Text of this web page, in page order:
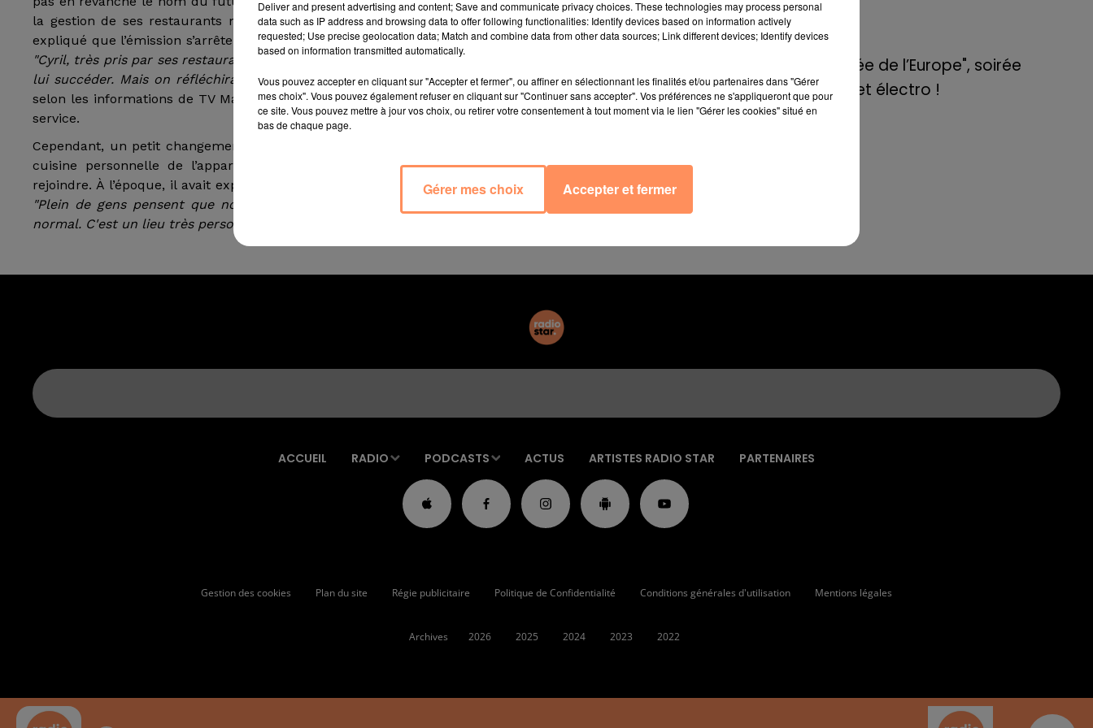
la gestion de ses restaurants mais aussi la présentation du « Meilleur pâtissier », Cyril Lignac avait en effet
expliqué que l’émission s’arrêterait pour lui à la fin du confinement. Le producteur de l’émission avait déclaré :
"Cyril, très pris par ses restaurants, souhaite arrêter. On ne s’est pas encore demandé si un autre chef pourrait
lui succéder. Mais on réfléchira à pérenniser d’une façon ou d’une autre, la cuisine en direct sur M6 !"Mais
selon les informations de TV Magazine, il semble d’être laissé convaincre par la chaîne et devrait reprendre du
service.
Cependant, un petit changement devrait avoir lieu. Cette fois, le tournage ne devrait plus se dérouler dans la
cuisine personnelle de l’appartement de Cyril Lignac mais bien en studio où Jérôme Anthony devrait le
rejoindre. À l’époque, il avait expliqué pourquoi il avait décidé d’ouvrir les portes de son appartement parisien :
"Plein de gens pensent que non. Et pourtant si ! Je n'aurais jamais ouvert ma cuisine au public en temps
normal. C'est un lieu très personnel. Mais le faire aujourd'hui, c'est aussi une façon d'être solidaire."
de E=M6
8 mai 2022
Aix : "Journée de l’Europe", soirée
danse et set électro !
ACCUEIL RADIO PODCASTS ACTUS ARTISTES RADIO STAR PARTENAIRES
Gestion des cookies Plan du site Régie publicitaire Politique de Confidentialité Conditions générales d'utilisation Mentions légales
Archives 2026 2025 2024 2023 2022
Deliver and present advertising and content; Save and communicate privacy choices. These technologies may process personal
data such as IP address and browsing data to offer following functionalities: Identify devices based on information actively
requested; Use precise geolocation data; Match and combine data from other data sources; Link different devices; Identify devices
based on information transmitted automatically.
Vous pouvez accepter en cliquant sur "Accepter et fermer", ou affiner en sélectionnant les finalités et/ou partenaires dans "Gérer
mes choix". Vous pouvez également refuser en cliquant sur "Continuer sans accepter". Vos préférences ne s'appliqueront que pour
ce site. Vous pouvez mettre à jour vos choix, ou retirer votre consentement à tout moment via le lien "Gérer les cookies" situé en
bas de chaque page.
Gérer mes choix Accepter et fermer